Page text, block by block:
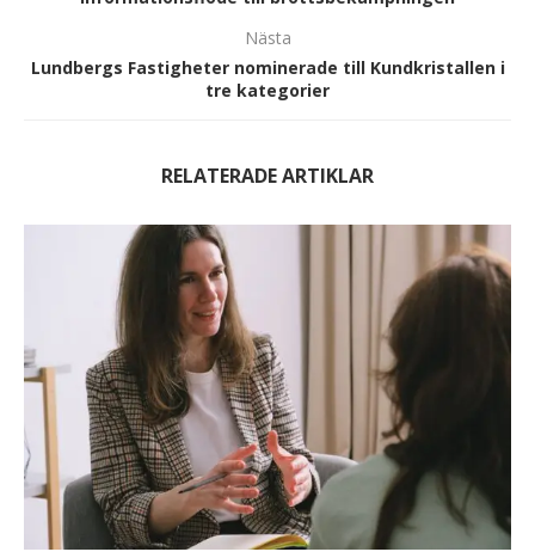
Nästa
Lundbergs Fastigheter nominerade till Kundkristallen i
tre kategorier
RELATERADE ARTIKLAR